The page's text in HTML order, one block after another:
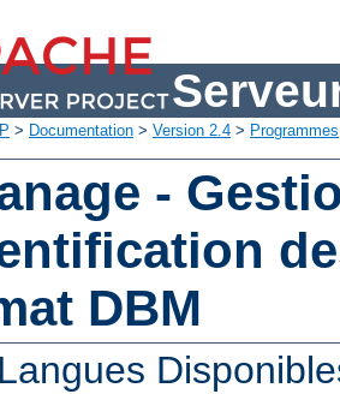
> Documentation > Version 2.4 > Programmes
-
DBM
Langues